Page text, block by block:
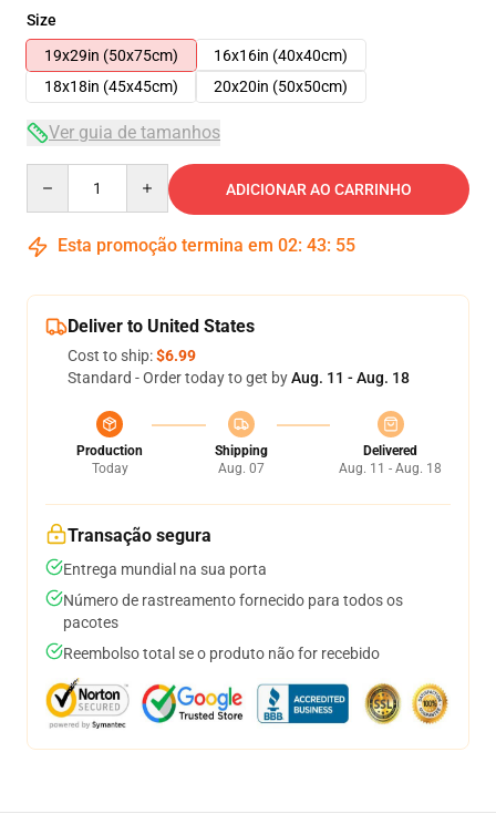
Size
19x29in (50x75cm)
16x16in (40x40cm)
18x18in (45x45cm)
20x20in (50x50cm)
Ver guia de tamanhos
ADICIONAR AO CARRINHO
Esta promoção termina em 02: 43: 54
Deliver to United States
Cost to ship:$6.99
Standard - Order today to get byAug. 11 - Aug. 18
Production
Today
Shipping
Aug. 07
Delivered
Aug. 11 - Aug. 18
Transação segura
Entrega mundial na sua porta
Número de rastreamento fornecido para todos os
pacotes
Reembolso total se o produto não for recebido